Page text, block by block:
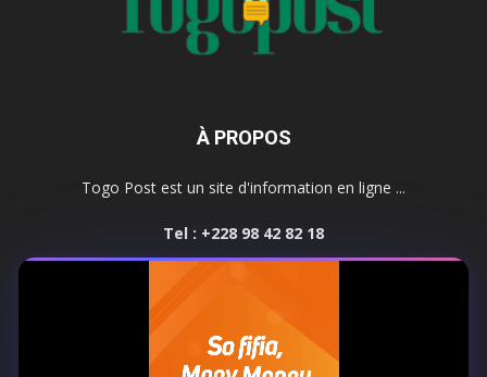
À PROPOS
Togo Post est un site d'information en ligne ...
Tel : +228 98 42 82 18
SUIVEZ NOUS